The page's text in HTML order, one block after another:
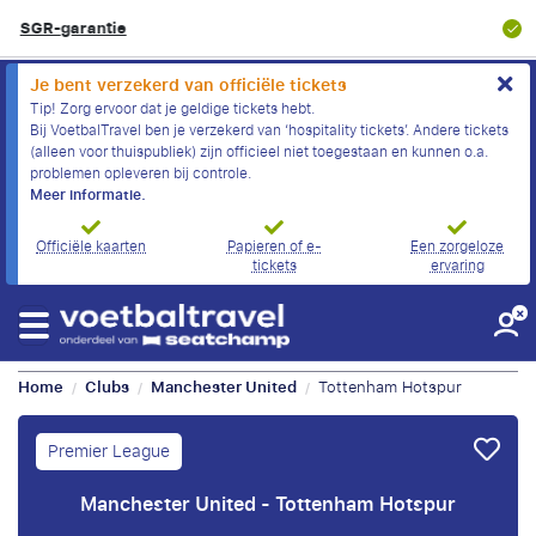
Klantbeoordeling
Je bent verzekerd van officiële tickets
Tip! Zorg ervoor dat je geldige tickets hebt.
Bij VoetbalTravel ben je verzekerd van ‘hospitality tickets’. Andere tickets
(alleen voor thuispubliek) zijn officieel niet toegestaan en kunnen o.a.
problemen opleveren bij controle.
Meer informatie.
Officiële kaarten
Papieren of e-
tickets
Een zorgeloze
ervaring
Home / Clubs / Manchester United / Tottenham Hotspur
Premier League
Manchester United - Tottenham Hotspur